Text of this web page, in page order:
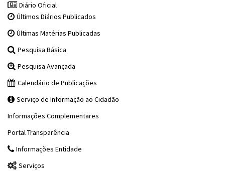
Diário Oficial
Últimos Diários Publicados
Últimas Matérias Publicadas
Pesquisa Básica
Pesquisa Avançada
Calendário de Publicações
Serviço de Informação ao Cidadão
Informações Complementares
Portal Transparência
Informações Entidade
Serviços